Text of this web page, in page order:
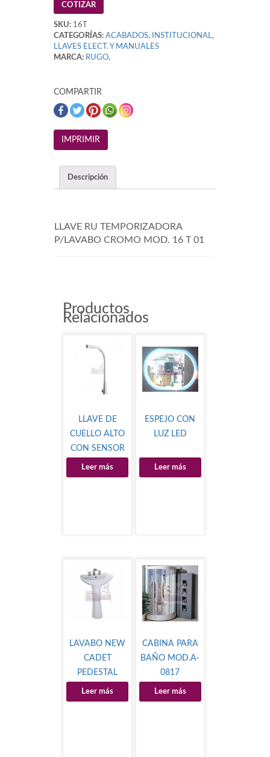
COTIZAR
SKU: 16T
CATEGORÍAS: ACABADOS, INSTITUCIONAL,
LLAVES ELECT. Y MANUALES
MARCA: RUGO,
COMPARTIR
Descripción
LLAVE RU TEMPORIZADORA
P/LAVABO CROMO MOD. 16 T 01
Productos
Relacionados
LLAVE DE
CUELLO ALTO
CON SENSOR
KRAGEN
Leer más
ESPEJO CON
LUZ LED
Leer más
LAVABO NEW
CADET
PEDESTAL
Leer más
CABINA PARA
BAÑO MOD.A-
0817
Leer más